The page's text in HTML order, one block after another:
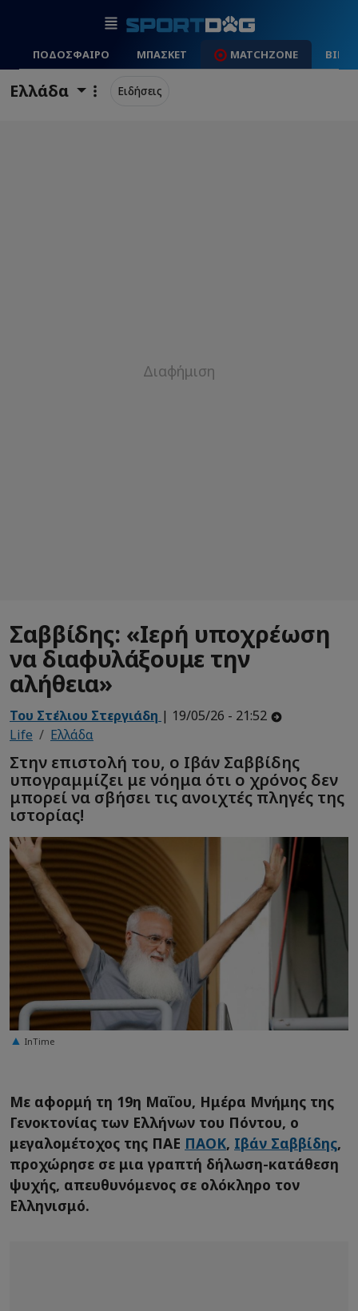
ΠΟΔΟΣΦΑΙΡΟ ΜΠΑΣΚΕΤ MATCHZONE
Ελλάδα Ειδήσεις
Σαββίδης: «Ιερή υποχρέωση
να διαφυλάξουμε την
αλήθεια»
Του Στέλιου Στεργιάδη | 19/05/26 - 21:52
Life
Ελλάδα
Στην επιστολή του, ο Ιβάν Σαββίδης
υπογραμμίζει με νόημα ότι ο χρόνος δεν
μπορεί να σβήσει τις ανοιχτές πληγές της
ιστορίας!
InTime
Με αφορμή τη 19η Μαΐου, Ημέρα Μνήμης της
Γενοκτονίας των Ελλήνων του Πόντου, ο
μεγαλομέτοχος της ΠΑΕ ΠΑΟΚ, Ιβάν Σαββίδης,
προχώρησε σε μια γραπτή δήλωση-κατάθεση
ψυχής, απευθυνόμενος σε ολόκληρο τον
Ελληνισμό.